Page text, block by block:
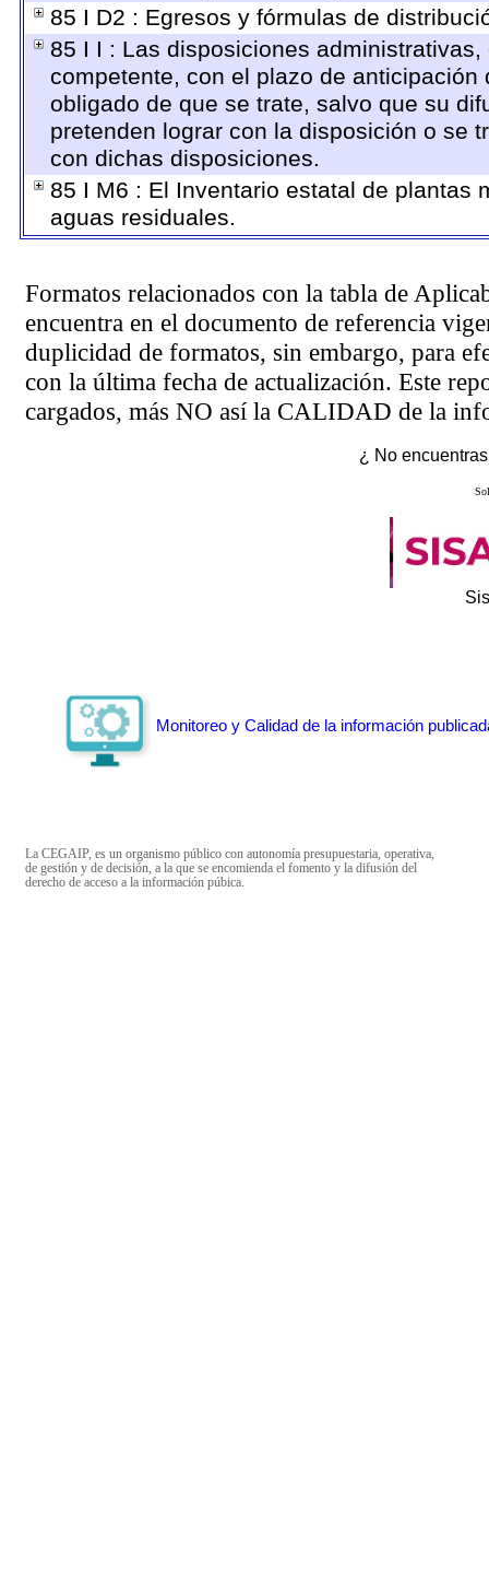
85 I D2 : Egresos y fórmulas de
85 I I : Las disposiciones
competente, con el plazo de
obligado de que se trate, salvo que su
pretenden lograr con la disposición o se
con dichas disposiciones.
85 I M6 : El Inventario estatal de plantas
aguas residuales.
Formatos relacionados con la tabla de
encuentra en el documento de referencia
duplicidad de formatos, sin embargo, para
con la última fecha de actualización. Este
cargados, más NO así la CALIDAD de la
¿ No
Monitoreo y Calidad de la información
La CEGAIP, es un organismo público con autonomía presupuestaria, operativa,
de gestión y de decisión, a la que se encomienda el fomento y la difusión del
derecho de acceso a la información púbica.